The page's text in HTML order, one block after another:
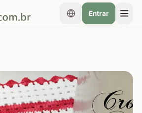
Entrar